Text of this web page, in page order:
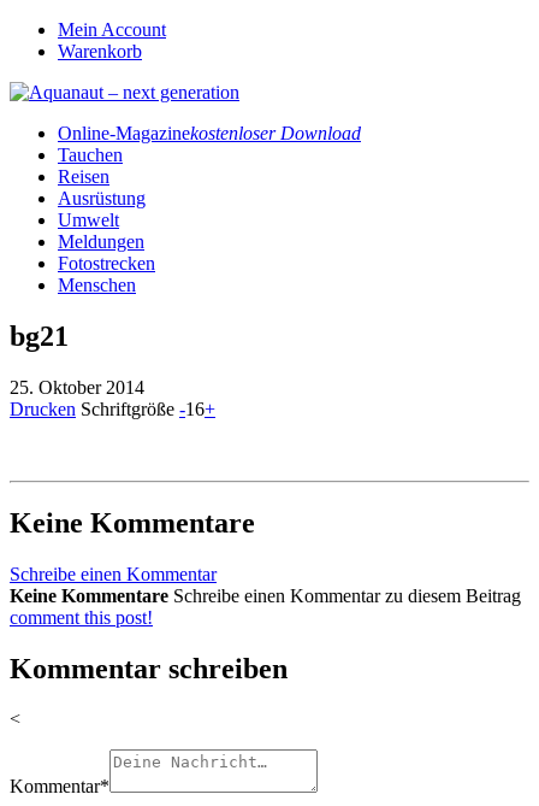
Mein Account
Warenkorb
Online-Magazinekostenloser Download
Tauchen
Reisen
Ausrüstung
Umwelt
Meldungen
Fotostrecken
Menschen
bg21
25. Oktober 2014
Drucken Schriftgröße -16+
Keine Kommentare
Schreibe einen Kommentar
Keine Kommentare Schreibe einen Kommentar zu diesem Beitrag
comment this post!
Kommentar schreiben
<
Kommentar*